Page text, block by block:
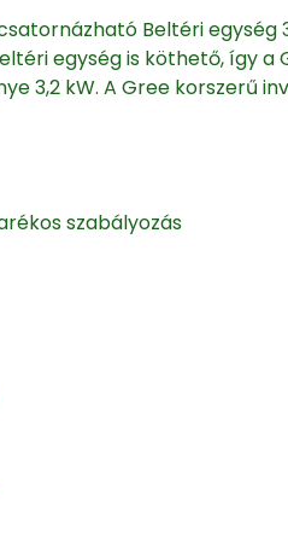
Beltéri
egység is köthető, így
3,2 kW. A Gree
szabályozás